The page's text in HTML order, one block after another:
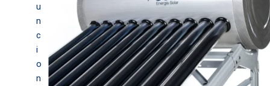
u
n
c
i
o
n